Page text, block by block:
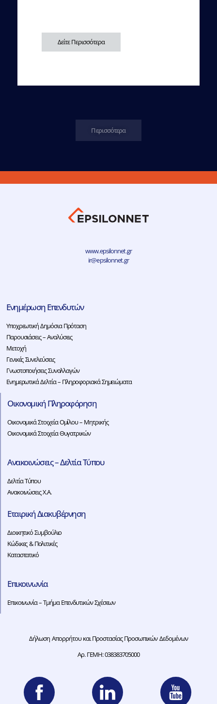
Δείτε Περισσότερα
Περισσότερα
www.epsilonnet.gr
ir@epsilonnet.gr
Ενημέρωση Επενδυτών
Υποχρεωτική Δημόσια Πρόταση
Παρουσιάσεις – Αναλύσεις
Μετοχή
Γενικές Συνελεύσεις
Γνωστοποιήσεις Συναλλαγών
Ενημερωτικά Δελτία – Πληροφοριακά Σημειώματα
Οικονομική Πληροφόρηση
Οικονομικά Στοιχεία Ομίλου – Μητρικής
Οικονομικά Στοιχεία Θυγατρικών
Ανακοινώσεις – Δελτία Τύπου
Δελτία Τύπου
Ανακοινώσεις Χ.Α.
Εταιρική Διακυβέρνηση
Διοικητικό Συμβούλιο
Κώδικες & Πολιτικές
Καταστατικό
Επικοινωνία
Επικοινωνία – Τμήμα Επενδυτικών Σχέσεων
Δήλωση Απορρήτου και Προστασίας Προσωπικών Δεδομένων
Αρ. ΓΕΜΗ: 038383705000